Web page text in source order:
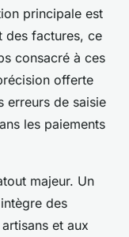
principale est
des factures, ce
consacré à ces
offerte
erreurs de saisie
les paiements
majeur. Un
des
et aux